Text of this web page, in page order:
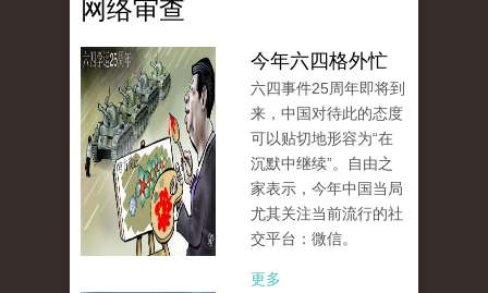
网络审查
今年六四格外忙
六四事件25周年即将到
来，中国对待此的态度
可以贴切地形容为“在
沉默中继续”。自由之
家表示，今年中国当局
尤其关注当前流行的社
交平台：微信。
更多